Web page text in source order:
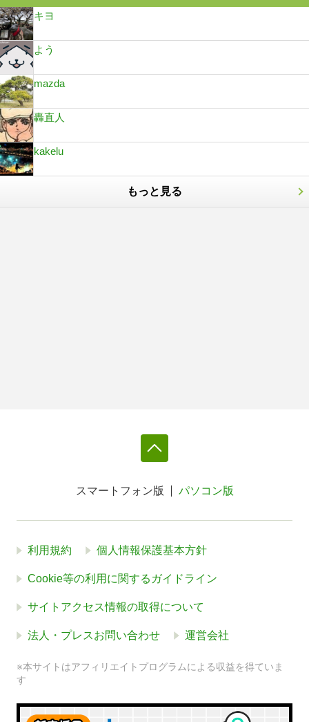
キヨ
よう
mazda
轟直人
kakelu
もっと見る
スマートフォン版 パソコン版
利用規約 個人情報保護基本方針
Cookie等の利用に関するガイドライン
サイトアクセス情報の取得について
法人・プレスお問い合わせ 運営会社
※本サイトはアフィリエイトプログラムによる収益を得ていま
す